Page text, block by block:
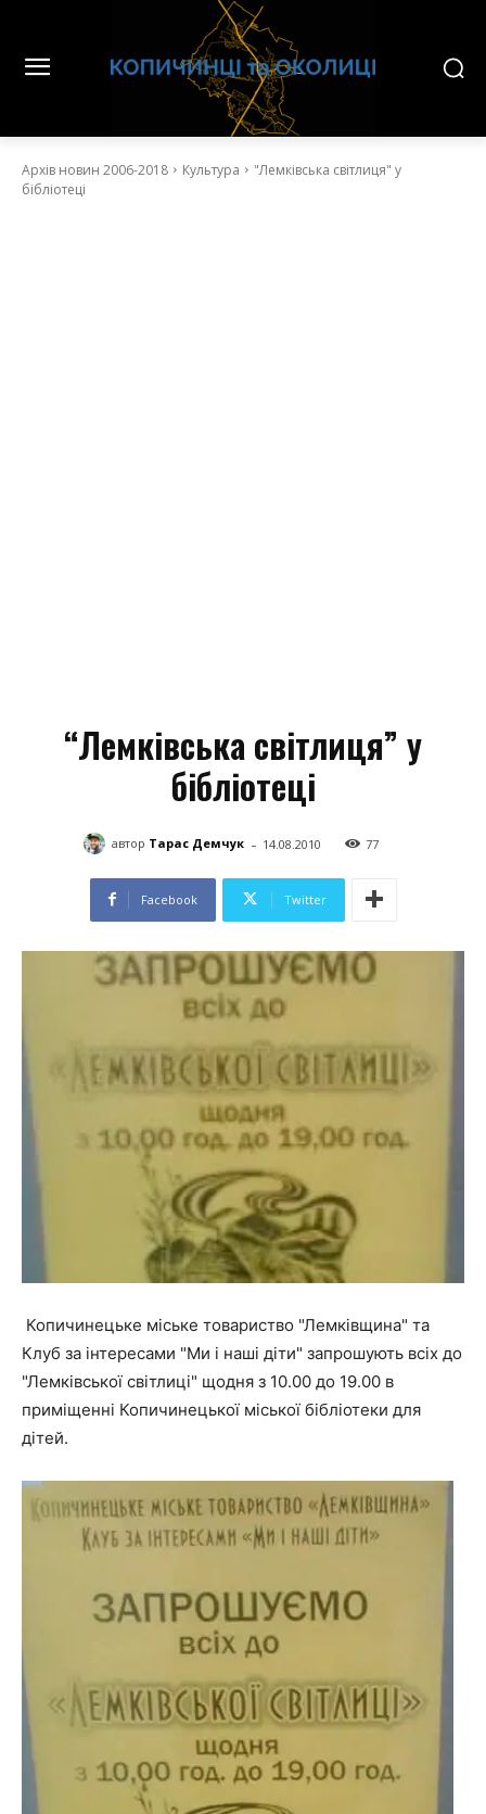
Архів новин 2006-2018 Культура
"Лемківська світлиця" у
бібліотеці
“Лемківська світлиця” у
бібліотеці
автор Тарас Демчук - 14.08.2010 77
Facebook Twitter
Копичинецьке міське товариство "Лемківщина" та
Клуб за інтересами "Ми і наші діти" запрошують всіх до
"Лемківської світлиці" щодня з 10.00 до 19.00 в
приміщенні Копичинецької міської бібліотеки для
дітей.